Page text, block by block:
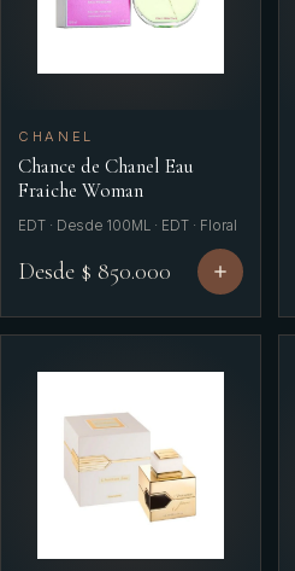
CHANEL
Chance de Chanel Eau
Fraiche Woman
EDT · Desde 100ML · EDT · Floral
Desde $ 850.000